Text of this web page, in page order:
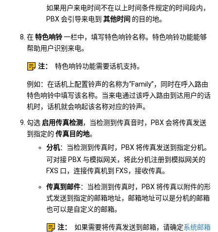
如果用户来电时间不在以上时间条件规定的时间段内，
PBX 会引导来电到 其他时间 的目的地。
在特色响铃一栏中，填写特色响铃名称。特色响铃功能能够
帮助用户识别来电。
注： 特色响铃功能需要话机支持。
例如：在话机上配置铃声的名称为“Family”，同时在呼入路由
特色响铃中填写该名称。当来电通过该呼入路由到达用户的话
机时，话机就会响起该名称对应的铃声。
勾选 启用传真检测 ，当检测到传真音时，PBX 会将传真发送
到指定的 传真目的地。
分机：当检测到传真时，PBX 将传真发送到指定分机。
可对接 PBX 与模拟网关，将此分机注册到模拟网关的
FXS 口，连接传真机到 FXS，接收传真。
传真到邮件：当检测到传真时，PBX 将传真以附件的形
式发送到指定的邮箱地址，邮箱地址可以是分机的邮箱
也可以是自定义的邮箱。
注： 如果需要将传真发送到邮箱，请确定系统邮箱